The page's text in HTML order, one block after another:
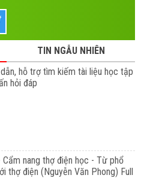
TIN NGẪU NHIÊN
hỗ trợ tìm kiếm tài liệu học tập
hỏi đáp
Cẩm nang thợ điện học - Từ phổ
thợ điện (Nguyễn Văn Phong) Full